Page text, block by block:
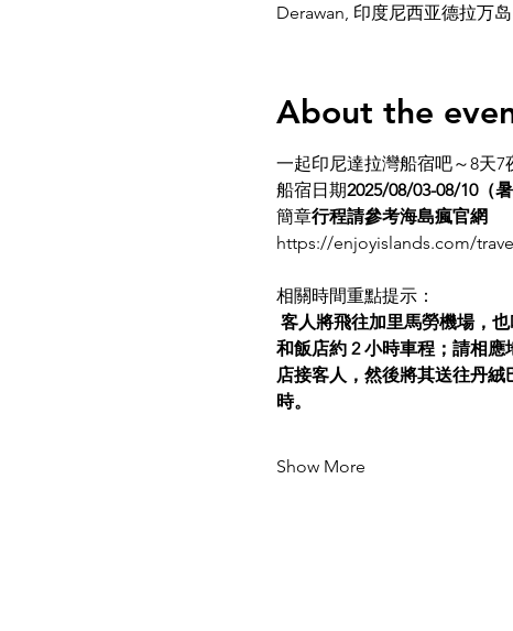
Derawan, 印度尼西亚德拉万岛
About the
一起印尼達拉灣船宿吧～8天7
船宿日期2025/08/03-08/10（
簡章行程請參考海島瘋官網
https://enjoyislands.com/
相關時間重點提示：
客人將飛往加里馬勞機場，
和飯店約 2 小時車程；請相
店接客人，然後將其送往丹
時。
Show More